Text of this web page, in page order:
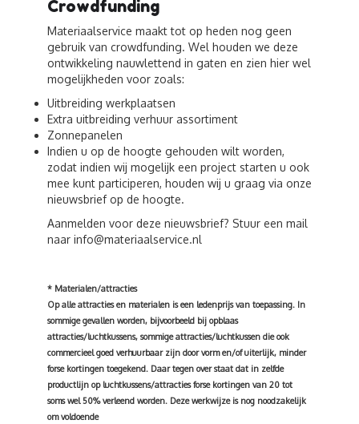
Crowdfunding
Materiaalservice maakt tot op heden nog geen
gebruik van crowdfunding. Wel houden we deze
ontwikkeling nauwlettend in gaten en zien hier wel
mogelijkheden voor zoals:
Uitbreiding werkplaatsen
Extra uitbreiding verhuur assortiment
Zonnepanelen
Indien u op de hoogte gehouden wilt worden,
zodat indien wij mogelijk een project starten u ook
mee kunt participeren, houden wij u graag via onze
nieuwsbrief op de hoogte.
Aanmelden voor deze nieuwsbrief? Stuur een mail
naar info@materiaalservice.nl
* Materialen/attracties
Op alle attracties en materialen is een ledenprijs van toepassing. In
sommige gevallen worden, bijvoorbeeld bij opblaas
attracties/luchtkussens, sommige attracties/luchtkussen die ook
commercieel goed verhuurbaar zijn door vorm en/of uiterlijk, minder
forse kortingen toegekend. Daar tegen over staat dat in zelfde
productlijn op luchtkussens/attracties forse kortingen van 20 tot
soms wel 50% verleend worden. Deze werkwijze is nog noodzakelijk
om voldoende